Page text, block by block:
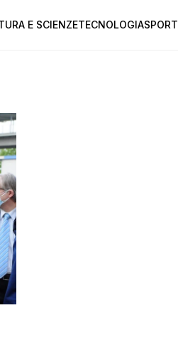
E SCIENZETECNOLOGIASPORT